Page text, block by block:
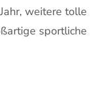
weitere tolle
sportliche